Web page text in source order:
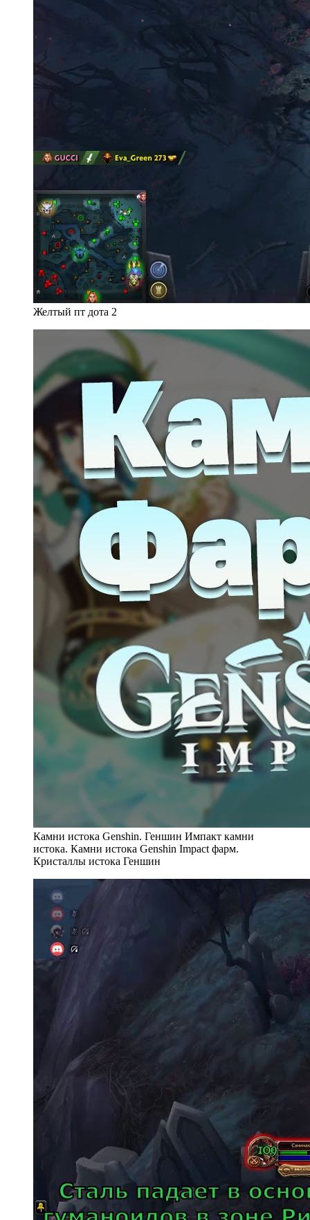
Желтый пт дота 2
Камни истока Genshin. Геншин Импакт камни
истока. Камни истока Genshin Impact фарм.
Кристаллы истока Геншин